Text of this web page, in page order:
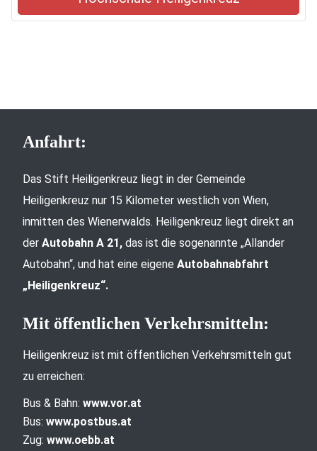
Anfahrt:
Das Stift Heiligenkreuz liegt in der Gemeinde
Heiligenkreuz nur 15 Kilometer westlich von Wien,
inmitten des Wienerwalds. Heiligenkreuz liegt direkt an
der Autobahn A 21, das ist die sogenannte „Allander
Autobahn“, und hat eine eigene Autobahnabfahrt
„Heiligenkreuz“.
Mit öffentlichen Verkehrsmitteln:
Heiligenkreuz ist mit öffentlichen Verkehrsmitteln gut
zu erreichen:
Bus & Bahn: www.vor.at
Bus: www.postbus.at
Zug: www.oebb.at